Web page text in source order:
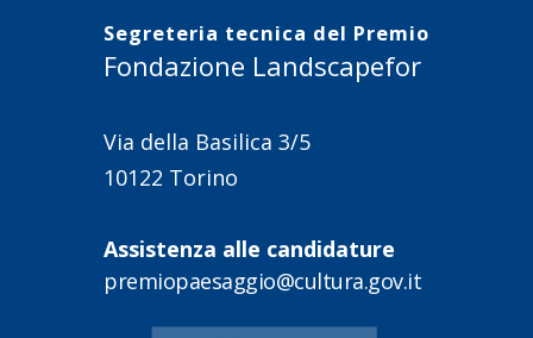
Segreteria tecnica del Premio
Fondazione Landscapefor
Via della Basilica 3/5
10122 Torino
Assistenza alle candidature
premiopaesaggio@cultura.gov.it